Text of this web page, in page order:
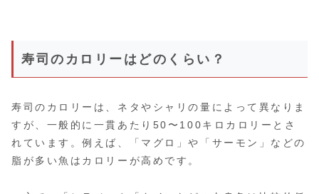
寿司のカロリーはどのくらい？
寿司のカロリーは、ネタやシャリの量によって異なりま
すが、一般的に一貫あたり50〜100キロカロリーとさ
れています。例えば、「マグロ」や「サーモン」などの
脂が多い魚はカロリーが高めです。